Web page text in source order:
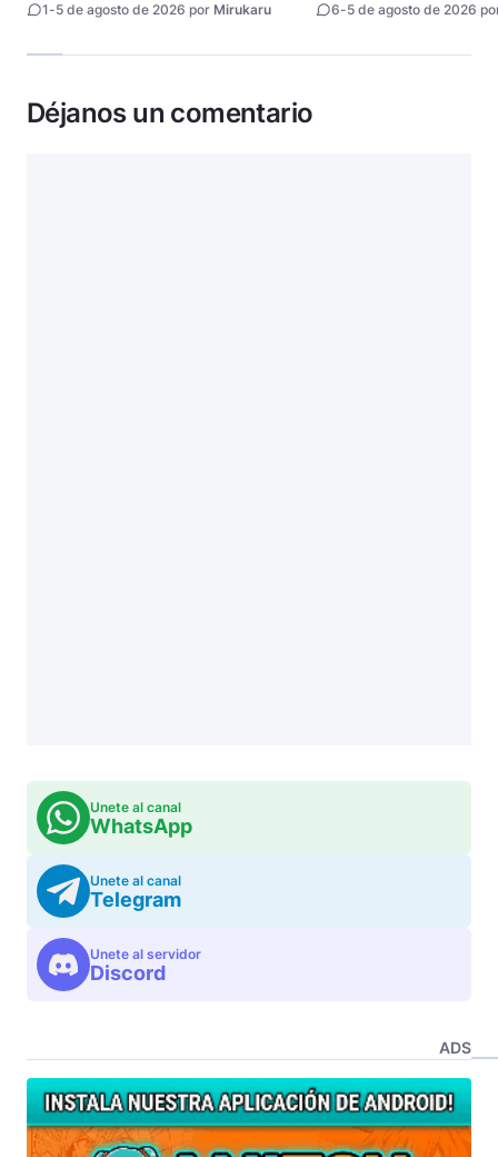
1-5 de agosto de 2026 por Mirukaru 6-5 de agosto de 2026
Déjanos un comentario
Unete al canal
WhatsApp
Unete al canal
Telegram
Unete al servidor
Discord
ADS